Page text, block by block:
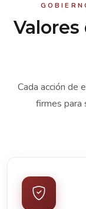
Valores
Cada acción de
firmes para